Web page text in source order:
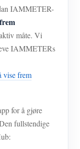
IAMMETER-
måte. Vi
IAMMETERs
vise frem
for å gjøre
fullstendige